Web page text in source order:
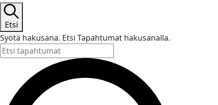
Etsi
Syötä hakusana. Etsi Tapahtumat hakusanalla.